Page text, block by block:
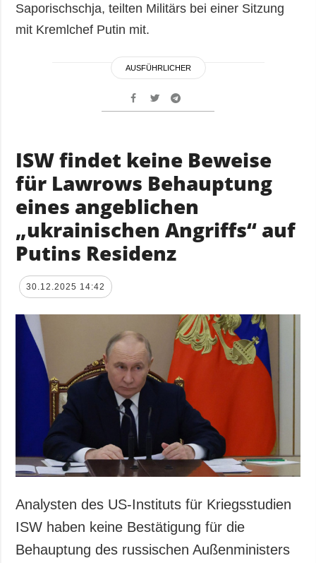
Saporischschja, teilten Militärs bei einer Sitzung
mit Kremlchef Putin mit.
AUSFÜHRLICHER
ISW findet keine Beweise
für Lawrows Behauptung
eines angeblichen
„ukrainischen Angriffs“ auf
Putins Residenz
30.12.2025 14:42
Analysten des US-Instituts für Kriegsstudien
ISW haben keine Bestätigung für die
Behauptung des russischen Außenministers